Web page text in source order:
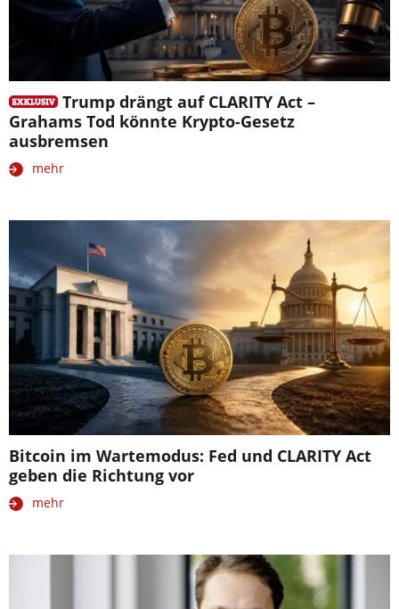
Trump drängt auf CLARITY Act –
Grahams Tod könnte Krypto-Gesetz
ausbremsen
mehr
Bitcoin im Wartemodus: Fed und CLARITY Act
geben die Richtung vor
mehr